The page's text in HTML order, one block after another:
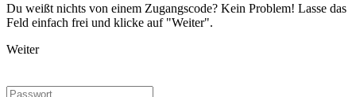
Du weißt nichts von einem Zugangscode? Kein Problem! Lasse das
Feld einfach frei und klicke auf "Weiter".
Weiter